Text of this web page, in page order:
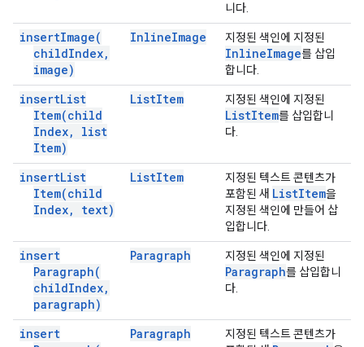
니다.
insertImage(
childIndex,
image)
InlineImage 지정된 색인에 지정된
InlineImage를 삽입
합니다.
insertList
Item(child
Index,
list
Item)
ListItem 지정된 색인에 지정된
ListItem를 삽입합니
다.
insertList
Item(child
Index, text)
ListItem
지정된 텍스트 콘텐츠가
포함된 새 ListItem을
지정된 색인에 만들어 삽
입합니다.
insert
Paragraph(
childIndex,
paragraph)
Paragraph 지정된 색인에 지정된
Paragraph를 삽입합니
다.
insert
Paragraph
지정된 텍스트 콘텐츠가